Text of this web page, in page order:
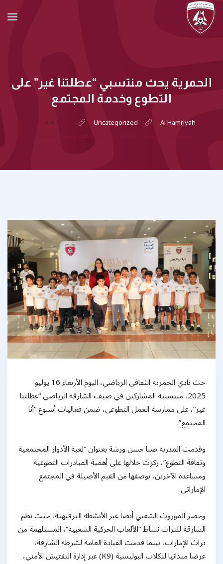
الحمرية يحث منتسبي “عطلتنا غير” على
التطوع وخدمة المجتمع
Al Hamriyah
> Uncategorized
>
الحمرية يحث منتسبي “عطلتنا غير” على التطوع وخدمة المجتمع
حث نادي الحمرية الثقافي الرياضي، اليوم الأربعاء 16 يوليو
2025، منتسبيه المشاركين في صيف الشارقة الرياضي “عطلتنا
غير”، على ممارسة العمل التطوعي، ضمن فعاليات أسبوع “أنا
المجتمع”.
وقدمت المدربة صبا حسن ورشة بعنوان “لعبة الأدوار المجتمعية
وثقافة التطوع”، ركزت خلالها على أهمية المبادرات التطوعية
ومساعدة الآخرين، بوصفها من القيم الأصيلة في المجتمع
الإماراتي.
وحضر الموروث الشعبي أيضا عبر الأنشطة الترفيهية، حيث نظم
الشارقة للتراث نشاط “الألعاب الحركية الشعبية”، المستلهمة من
تراث الإمارات، بينما قدمت القيادة العامة لشرطة الشارقة،
عرضا ميدانيا للكلاب البوليسية (K9) عبر إدارة التفتيش الأمني،